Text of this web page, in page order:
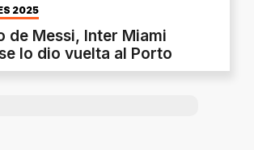
2025
de Messi, Inter Miami
lo dio vuelta al Porto